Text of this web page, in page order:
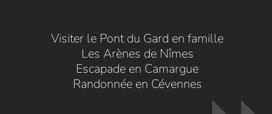
Visiter le Pont du Gard en famille
Les Arènes de Nîmes
Escapade en Camargue
Randonnée en Cévennes